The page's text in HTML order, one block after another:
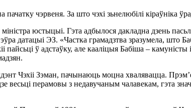
пачатку чэрвеня. За што чэхі зьнелюбілі кіраўніка
юстыцыі. Гэта адбылося дакладна дзень
датацыі ЭЗ. «Частка грамадзтва зразумела, што
пайсьці ў адстаўку, але кааліцыя Бабіша –
Чэхіі Зэман, пачынаюць моцна хвалявацца.
весьці перамовы з недавучаным чалавекам, гэта